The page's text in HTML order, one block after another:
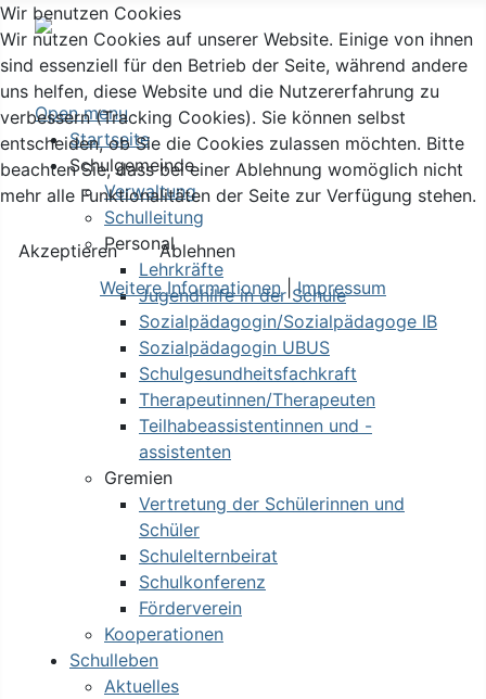
Open menu
Startseite
Schulgemeinde
Verwaltung
Schulleitung
Personal
Lehrkräfte
Jugendhilfe in der Schule
Sozialpädagogin/Sozialpädagoge IB
Sozialpädagogin UBUS
Schulgesundheitsfachkraft
Therapeutinnen/Therapeuten
Teilhabeassistentinnen und -
assistenten
Gremien
Vertretung der Schülerinnen und
Schüler
Schulelternbeirat
Schulkonferenz
Förderverein
Kooperationen
Schulleben
Aktuelles
Wir benutzen Cookies
Wir nutzen Cookies auf unserer Website. Einige von ihnen
sind essenziell für den Betrieb der Seite, während andere
uns helfen, diese Website und die Nutzererfahrung zu
verbessern (Tracking Cookies). Sie können selbst
entscheiden, ob Sie die Cookies zulassen möchten. Bitte
beachten Sie, dass bei einer Ablehnung womöglich nicht
mehr alle Funktionalitäten der Seite zur Verfügung stehen.
Akzeptieren
Ablehnen
Weitere Informationen|Impressum